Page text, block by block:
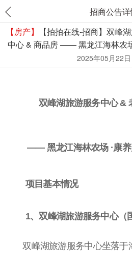
招商公告
【房产】
【拍拍在线-招商】双峰
中心 & 商品房 —— 黑龙江海林农
2025年05月22
双峰湖旅游服务中心 &
—— 黑龙江海林农场 ·康
项目基本情况
1、双峰湖旅游服务中心（
双峰湖旅游服务中心坐落于